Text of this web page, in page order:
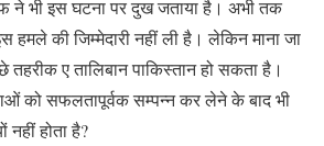
ने भी इस घटना पर दुख जताया है। अभी तक
की जिम्मेदारी नहीं ली है। लेकिन माना जा
ए तालिबान पाकिस्तान हो सकता है।
को सफलतापूर्वक सम्पन्न कर लेने के बाद भी
नहीं होता है?